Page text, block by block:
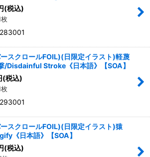
(税込)
スクロールFOIL)(日限定イラスト)軽蔑
/Disdainful Stroke《日本語》【SOA】
(税込)
スクロールFOIL)(日限定イラスト)猿
《日本語》【SOA】
(税込)